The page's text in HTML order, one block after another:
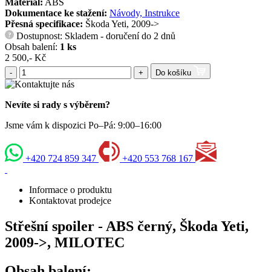
Dokumentace ke stažení: Návody, Instrukce
Přesná specifikace: Škoda Yeti, 2009->
?
Dostupnost: Skladem - doručení do 2 dnů
Obsah balení: 1 ks
2 500,- Kč
- + Do košíku
Nevíte si rady s výběrem?
Jsme vám k dispozici Po–Pá: 9:00–16:00
+420 724 859 347 +420 553 768 167
Informace o produktu
Kontaktovat prodejce
Střešní spoiler - ABS černý, Škoda Yeti,
2009->, MILOTEC